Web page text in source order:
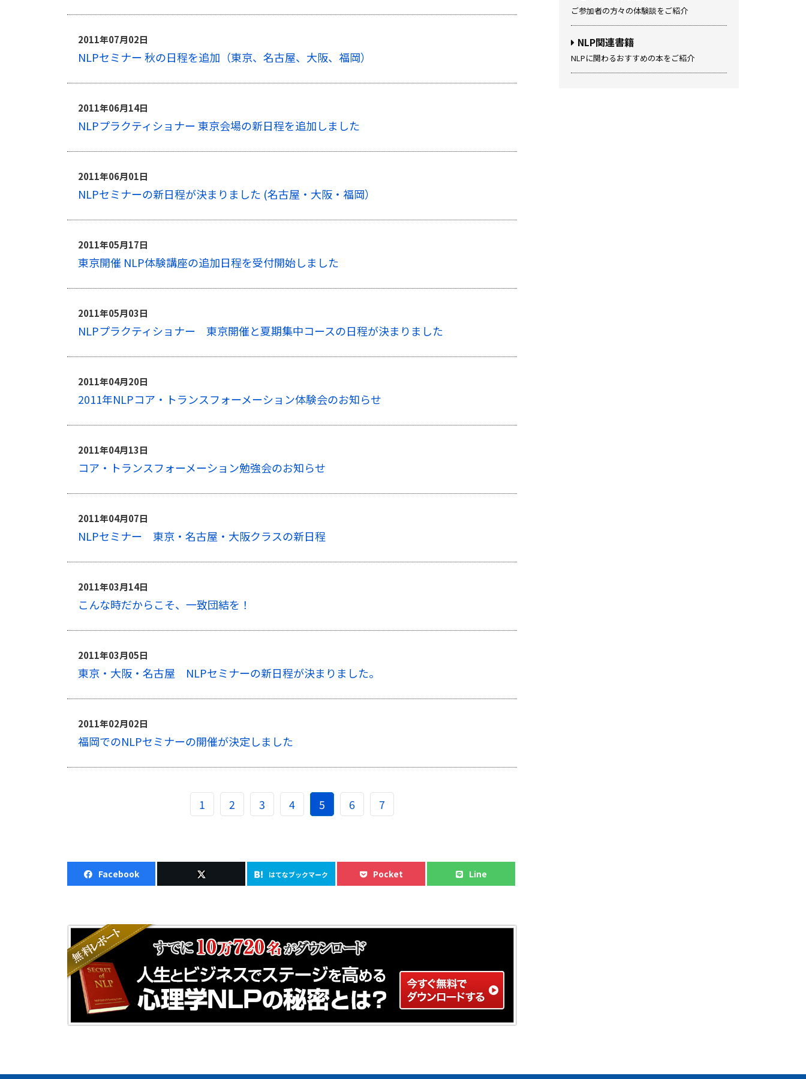
2011年07月02日
NLPセミナー 秋の日程を追加（東京、名古屋、大阪、福岡）
2011年06月14日
NLPプラクティショナー 東京会場の新日程を追加しました
2011年06月01日
NLPセミナーの新日程が決まりました (名古屋・大阪・福岡）
2011年05月17日
東京開催 NLP体験講座の追加日程を受付開始しました
2011年05月03日
NLPプラクティショナー 東京開催と夏期集中コースの日程が決まりました
2011年04月20日
2011年NLPコア・トランスフォーメーション体験会のお知らせ
2011年04月13日
コア・トランスフォーメーション勉強会のお知らせ
2011年04月07日
NLPセミナー 東京・名古屋・大阪クラスの新日程
2011年03月14日
こんな時だからこそ、一致団結を！
2011年03月05日
東京・大阪・名古屋 NLPセミナーの新日程が決まりました。
2011年02月02日
福岡でのNLPセミナーの開催が決定しました
1 2 3 4 5 6 7
Facebook はてなブックマーク Pocket Line
ご参加者の方々の体験談をご紹介
NLP関連書籍
NLPに関わるおすすめの本をご紹介